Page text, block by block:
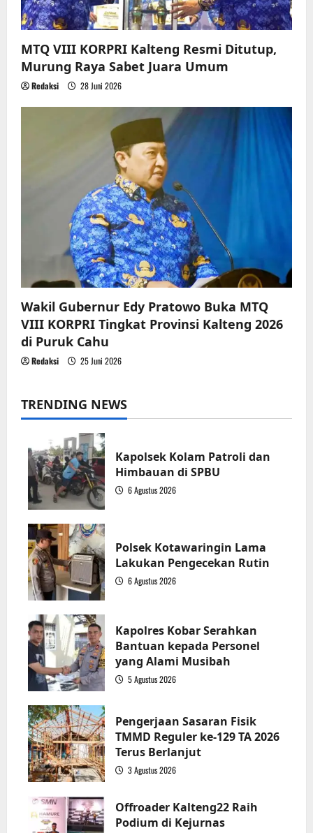
MTQ VIII KORPRI Kalteng Resmi Ditutup,
Murung Raya Sabet Juara Umum
Redaksi 28 Juni 2026
Wakil Gubernur Edy Pratowo Buka MTQ
VIII KORPRI Tingkat Provinsi Kalteng 2026
di Puruk Cahu
Redaksi 25 Juni 2026
TRENDING NEWS
Kapolsek Kolam Patroli dan
Himbauan di SPBU
6 Agustus 2026
Polsek Kotawaringin Lama
Lakukan Pengecekan Rutin
6 Agustus 2026
Kapolres Kobar Serahkan
Bantuan kepada Personel
yang Alami Musibah
5 Agustus 2026
Pengerjaan Sasaran Fisik
TMMD Reguler ke-129 TA 2026
Terus Berlanjut
3 Agustus 2026
Offroader Kalteng22 Raih
Podium di Kejurnas